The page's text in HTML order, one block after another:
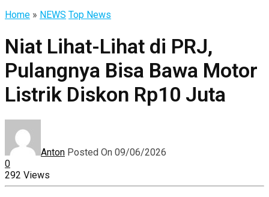
Home » NEWS Top News
Niat Lihat-Lihat di PRJ,
Pulangnya Bisa Bawa Motor
Listrik Diskon Rp10 Juta
Anton Posted On 09/06/2026
0
292 Views